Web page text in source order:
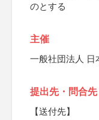
のとする
主催
一般社団法人 日
提出先・問合先
【送付先】